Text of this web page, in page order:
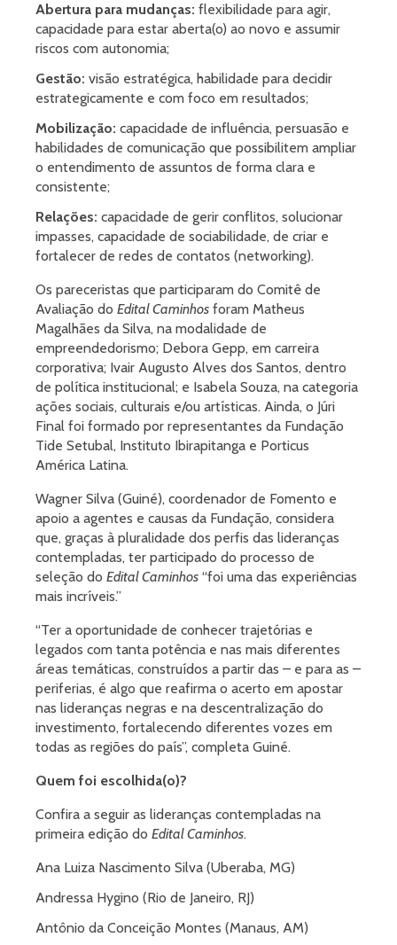
Abertura para mudanças: flexibilidade para agir,
capacidade para estar aberta(o) ao novo e assumir
riscos com autonomia;
Gestão: visão estratégica, habilidade para decidir
estrategicamente e com foco em resultados;
Mobilização: capacidade de influência, persuasão e
habilidades de comunicação que possibilitem ampliar
o entendimento de assuntos de forma clara e
consistente;
Relações: capacidade de gerir conflitos, solucionar
impasses, capacidade de sociabilidade, de criar e
fortalecer de redes de contatos (networking).
Os pareceristas que participaram do Comitê de
Avaliação do Edital Caminhos foram Matheus
Magalhães da Silva, na modalidade de
empreendedorismo; Debora Gepp, em carreira
corporativa; Ivair Augusto Alves dos Santos, dentro
de política institucional; e Isabela Souza, na categoria
ações sociais, culturais e/ou artísticas. Ainda, o Júri
Final foi formado por representantes da Fundação
Tide Setubal, Instituto Ibirapitanga e Porticus
América Latina.
Wagner Silva (Guiné), coordenador de Fomento e
apoio a agentes e causas da Fundação, considera
que, graças à pluralidade dos perfis das lideranças
contempladas, ter participado do processo de
seleção do Edital Caminhos “foi uma das experiências
mais incríveis.”
“Ter a oportunidade de conhecer trajetórias e
legados com tanta potência e nas mais diferentes
áreas temáticas, construídos a partir das – e para as –
periferias, é algo que reafirma o acerto em apostar
nas lideranças negras e na descentralização do
investimento, fortalecendo diferentes vozes em
todas as regiões do país”, completa Guiné.
Quem foi escolhida(o)?
Confira a seguir as lideranças contempladas na
primeira edição do Edital Caminhos.
Ana Luiza Nascimento Silva (Uberaba, MG)
Andressa Hygino (Rio de Janeiro, RJ)
Antônio da Conceição Montes (Manaus, AM)